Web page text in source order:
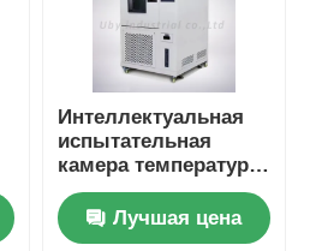
Интеллектуальная
испытательная
камера температуры
и влажности
Лучшая цена